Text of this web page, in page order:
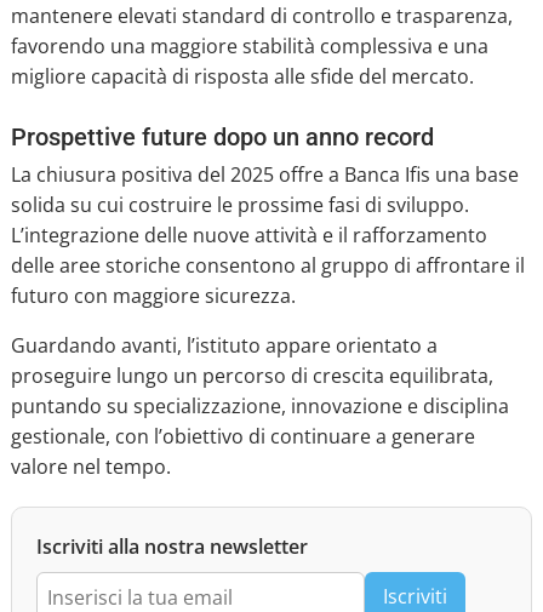
mantenere elevati standard di controllo e trasparenza,
favorendo una maggiore stabilità complessiva e una
migliore capacità di risposta alle sfide del mercato.
Prospettive future dopo un anno record
La chiusura positiva del 2025 offre a Banca Ifis una base
solida su cui costruire le prossime fasi di sviluppo.
L’integrazione delle nuove attività e il rafforzamento
delle aree storiche consentono al gruppo di affrontare il
futuro con maggiore sicurezza.
Guardando avanti, l’istituto appare orientato a
proseguire lungo un percorso di crescita equilibrata,
puntando su specializzazione, innovazione e disciplina
gestionale, con l’obiettivo di continuare a generare
valore nel tempo.
Iscriviti alla nostra newsletter
Iscriviti